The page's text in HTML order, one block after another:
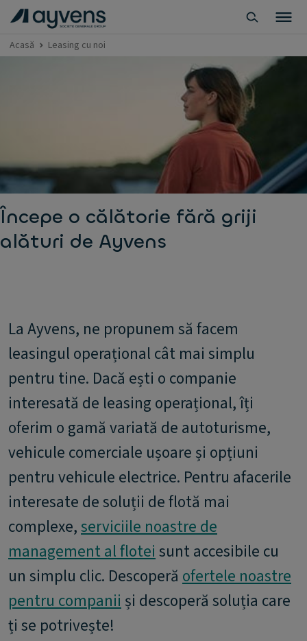
Acasă Leasing cu noi
Începe o călătorie fără griji
alături de Ayvens
La Ayvens, ne propunem să facem
leasingul operațional cât mai simplu
pentru tine. Dacă ești o companie
interesată de leasing operațional, îți
oferim o gamă variată de autoturisme,
vehicule comerciale ușoare și opțiuni
pentru vehicule electrice. Pentru afacerile
interesate de soluții de flotă mai
complexe,serviciile noastre de
management al flotei sunt accesibile cu
un simplu clic. Descoperă ofertele noastre
pentru companii și descoperă soluția care
ți se potrivește!